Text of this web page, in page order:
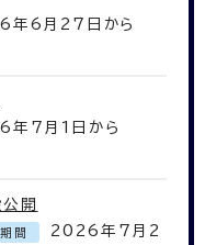
年6月27日から
年7月1日から
開
間
2026年7月2